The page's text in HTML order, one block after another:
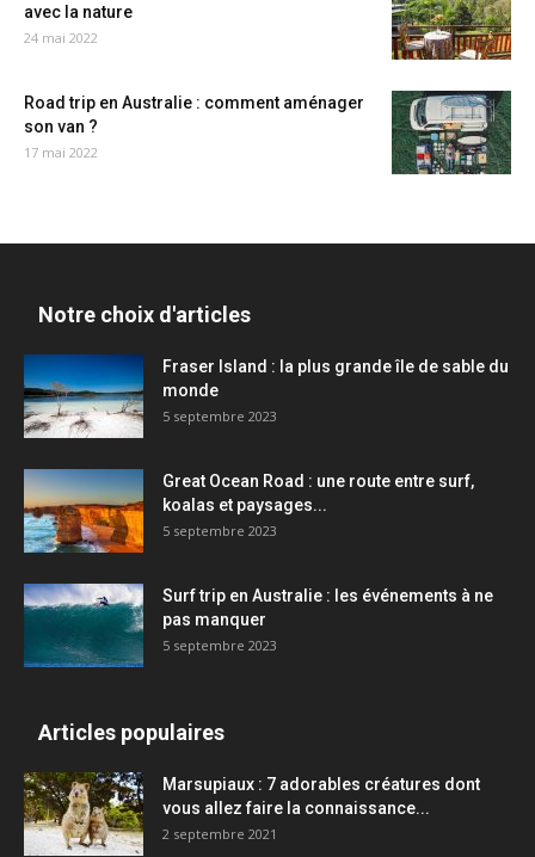
avec la nature
24 mai 2022
Road trip en Australie : comment aménager
son van ?
17 mai 2022
Notre choix d'articles
Fraser Island : la plus grande île de sable du
monde
5 septembre 2023
Great Ocean Road : une route entre surf,
koalas et paysages...
5 septembre 2023
Surf trip en Australie : les événements à ne
pas manquer
5 septembre 2023
Articles populaires
Marsupiaux : 7 adorables créatures dont
vous allez faire la connaissance...
2 septembre 2021